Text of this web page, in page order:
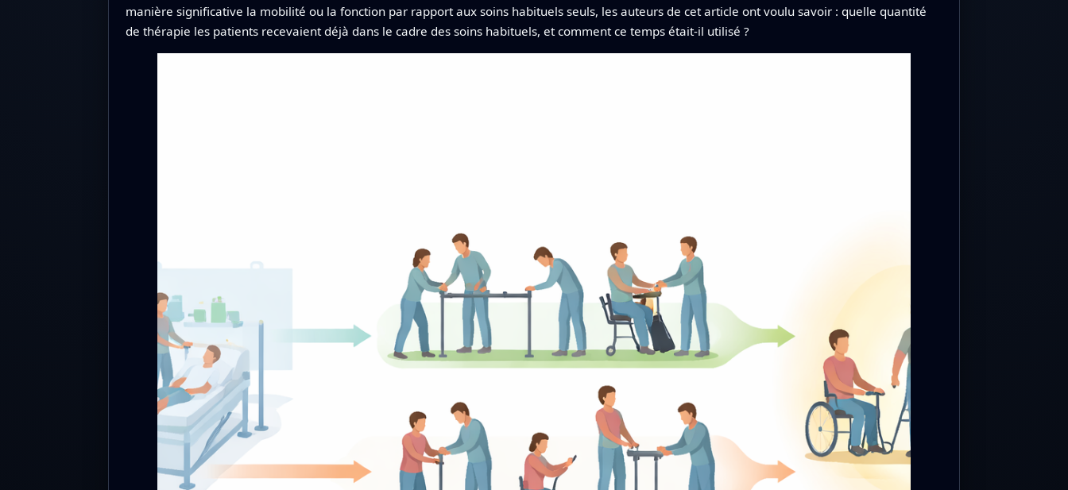
manière significative la mobilité ou la fonction par rapport aux soins habituels seuls, les auteurs de cet article ont voulu savoir : quelle quantité
de thérapie les patients recevaient déjà dans le cadre des soins habituels, et comment ce temps était‑il utilisé ?